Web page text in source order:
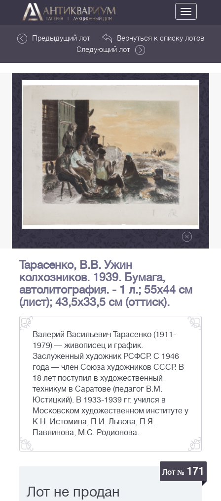
Toggle
navigation
Предыдущий лот
Вернуться к списку лотов
Следующий лот
Тарасенко, В.В. Ужин
колхозников. 1939. Бумага,
автолитография. - 1 л.; 55x44 см
(лист); 43,5x33,5 см (оттиск).
Валерий Васильевич Тарасенко (1911-
1979) — живописец и график.
Заслуженный художник РСФСР. С 1946
года — член Союза художников СССР. В
18 лет поступил в художественный
техникум в Саратове (педагог В.М.
Юстицкий). В 1933-1939 гг. учился в
Московском художественном институте у
К.Н. Истомина, П.И. Львова, П.Я.
Павлинова, М.С. Родионова.
Лот № 171
Лот не продан